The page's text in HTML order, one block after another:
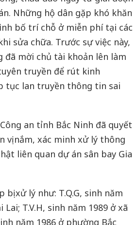
Những hộ dân gặp khó khăn
bố trí chỗ ở miễn phí tại các
sửa chữa. Trước sự việc này,
đã mời chủ tài khoản lên làm
truyền để rút kinh
tục lan truyền thông tin sai
an tỉnh Bắc Ninh đã quyết
vị nắm, xác minh xử lý thông
liên quan dự án sân bay Gia
xử lý như: T.Q.G, sinh năm
T.V.H, sinh năm 1989 ở xã
năm 1986 ở phường Bắc